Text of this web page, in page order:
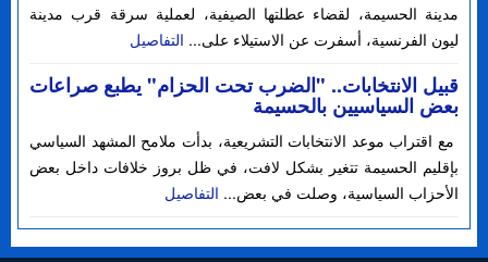
مدينة الحسيمة، لقضاء عطلتها الصيفية، لعملية سرقة قرب مدينة
ليون الفرنسية، أسفرت عن الاستيلاء على... التفاصيل
قبيل الانتخابات.. "الضرب تحت الحزام" يطبع صراعات
بعض السياسيين بالحسيمة
مع اقتراب موعد الانتخابات التشريعية، بدأت ملامح المشهد السياسي
بإقليم الحسيمة تتغير بشكل لافت، في ظل بروز خلافات داخل بعض
الأحزاب السياسية، وصلت في بعض... التفاصيل